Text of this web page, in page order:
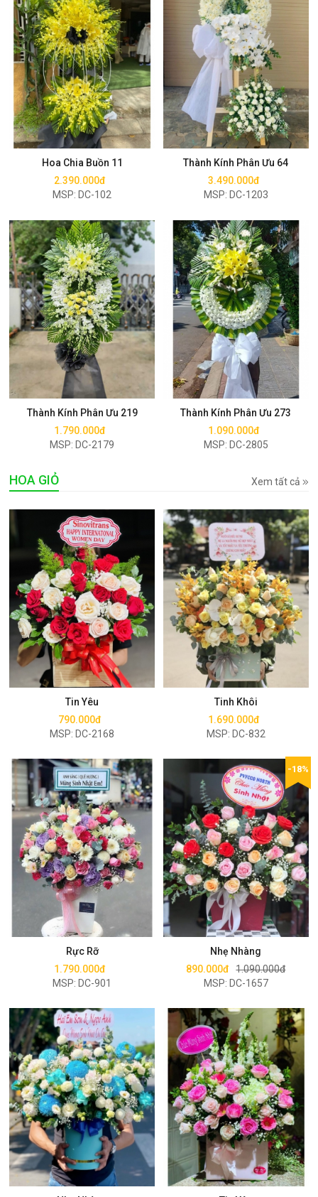
Hoa Chia Buồn 11
2.390.000đ
MSP: DC-102
Mua ngay
Thành Kính Phân Ưu 64
3.490.000đ
MSP: DC-1203
Mua ngay
Thành Kính Phân Ưu 219
1.790.000đ
MSP: DC-2179
Mua ngay
Thành Kính Phân Ưu 273
1.090.000đ
MSP: DC-2805
Mua ngay
HOA GIỎ Xem tất cả
Tin Yêu
790.000đ
MSP: DC-2168
Mua ngay
Tinh Khôi
1.690.000đ
MSP: DC-832
Mua ngay
Rực Rỡ
1.790.000đ
MSP: DC-901
Mua ngay
Nhẹ Nhàng
890.000đ 1.090.000đ
MSP: DC-1657
-18%
Mua ngay
Mua ngay Mua ngay